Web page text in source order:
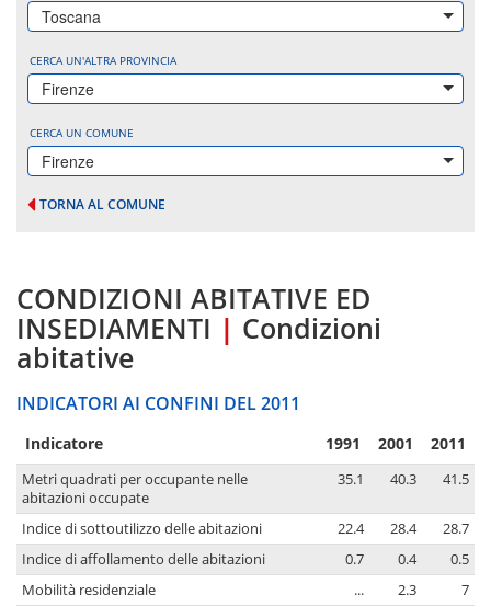
Toscana
CERCA UN'ALTRA PROVINCIA
Firenze
CERCA UN COMUNE
Firenze
TORNA AL COMUNE
CONDIZIONI ABITATIVE ED
INSEDIAMENTI | Condizioni
abitative
INDICATORI AI CONFINI DEL 2011
Indicatore 1991 2001 2011
Metri quadrati per occupante nelle
abitazioni occupate
35.1 40.3 41.5
Indice di sottoutilizzo delle abitazioni 22.4 28.4
28.7
Indice di affollamento delle abitazioni
0.7 0.4
0.5
Mobilità residenziale
... 2.3 7